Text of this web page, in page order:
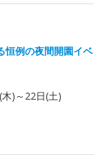
恒例の夜間開園イベ
)～22日(土)